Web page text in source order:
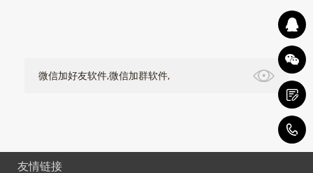
微信加好友软件,微信加群软件,
友情链接